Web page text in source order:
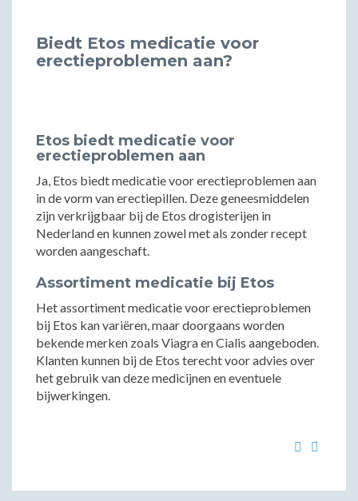
Biedt Etos medicatie voor
erectieproblemen aan?
Etos biedt medicatie voor
erectieproblemen aan
Ja, Etos biedt medicatie voor erectieproblemen aan
in de vorm van erectiepillen. Deze geneesmiddelen
zijn verkrijgbaar bij de Etos drogisterijen in
Nederland en kunnen zowel met als zonder recept
worden aangeschaft.
Assortiment medicatie bij Etos
Het assortiment medicatie voor erectieproblemen
bij Etos kan variëren, maar doorgaans worden
bekende merken zoals Viagra en Cialis aangeboden.
Klanten kunnen bij de Etos terecht voor advies over
het gebruik van deze medicijnen en eventuele
bijwerkingen.